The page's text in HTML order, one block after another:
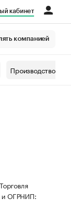
кабинет
компанией
Производство
и ОГРНИП: